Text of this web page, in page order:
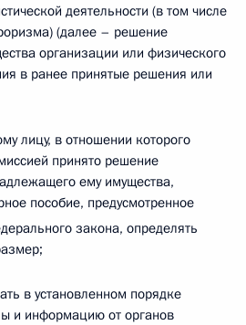
деятельности (в том числе
(далее – решение
организации или физического
в ранее принятые решения или
лицу, в отношении которого
принято решение
ему имущества,
пособие, предусмотренное
закона, определять
в установленном порядке
и информацию от органов